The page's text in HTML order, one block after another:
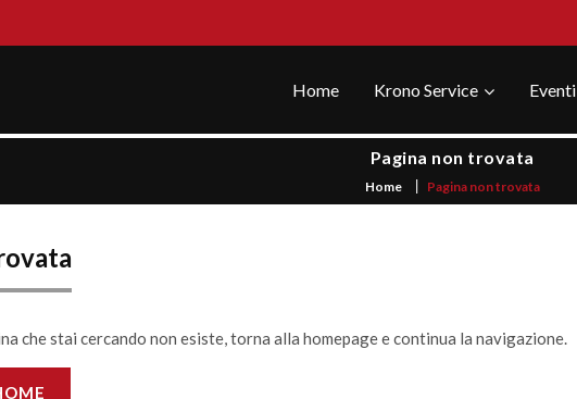
Home Krono Service Eventi
Pagina non trovata
Home Pagina non trovata
che stai cercando non esiste, torna alla homepage e continua la navigazione.